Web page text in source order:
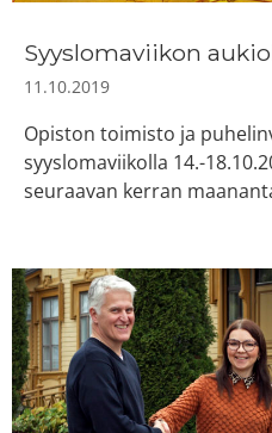
Syyslomaviikon
11.10.2019
Opiston toimisto ja
syyslomaviikolla 14.-
seuraavan kerran